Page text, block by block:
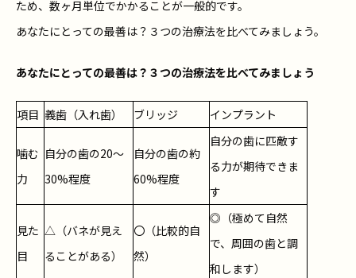
ため、数ヶ月単位でかかることが一般的です。
あなたにとっての最善は？３つの治療法を比べてみましょう。
あなたにとっての最善は？３つの治療法を比べてみましょう
項目 義歯（入れ歯） ブリッジ インプラント
噛む
力
自分の歯の20～
30%程度
自分の歯の約
60%程度
自分の歯に匹敵す
る力が期待できま
す
見た
目
△（バネが見え
ることがある）
〇（比較的自
然）
◎（極めて自然
で、周囲の歯と調
和します）